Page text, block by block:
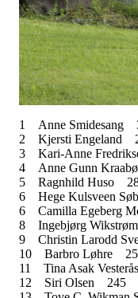
1 Anne Smidesang
2
Kjersti Engeland
3
Kari-Anne
4
Anne Gunn
5
Ragnhild Huso
6
Hege Kulsveen
6
Camilla Egeberg
8
Ingebjørg Wikstrøm
9
Christin Larodd
10
Barbro Løhre
11
Tina Asak Vesterås
12
Siri Olsen 245